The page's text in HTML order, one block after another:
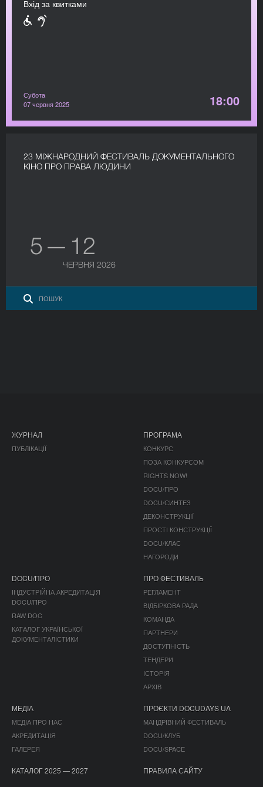
Вхід за квитками
Субота
07 червня 2025
18:00
23 МІЖНАРОДНИЙ ФЕСТИВАЛЬ ДОКУМЕНТАЛЬНОГО
КІНО ПРО ПРАВА ЛЮДИНИ
5 — 12
ЧЕРВНЯ 2026
ЖУРНАЛ
ПУБЛІКАЦІЇ
ПРОГРАМА
КОНКУРС
ПОЗА КОНКУРСОМ
RIGHTS NOW!
DOCU/ПРО
DOCU/СИНТЕЗ
ДЕКОНСТРУКЦІЇ
ПРОСТІ КОНСТРУКЦІЇ
DOCU/КЛАС
НАГОРОДИ
DOCU/ПРО
ІНДУСТРІЙНА АКРЕДИТАЦІЯ
DOCU/ПРО
RAW DOC
КАТАЛОГ УКРАЇНСЬКОЇ
ДОКУМЕНТАЛІСТИКИ
ПРО ФЕСТИВАЛЬ
РЕГЛАМЕНТ
ВІДБІРКОВА РАДА
КОМАНДА
ПАРТНЕРИ
ДОСТУПНІСТЬ
ТЕНДЕРИ
ІСТОРІЯ
АРХІВ
МЕДІА
МЕДІА ПРО НАС
АКРЕДИТАЦІЯ
ГАЛЕРЕЯ
ПРОЄКТИ DOCUDAYS UA
МАНДРІВНИЙ ФЕСТИВАЛЬ
DOCU/КЛУБ
DOCU/SPACE
КАТАЛОГ 2025 — 2027 ПРАВИЛА САЙТУ